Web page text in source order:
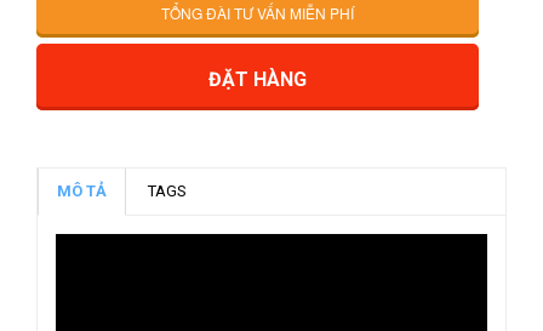
TỔNG ĐÀI TƯ VẤN MIỄN PHÍ
ĐẶT HÀNG
MÔ TẢ TAGS